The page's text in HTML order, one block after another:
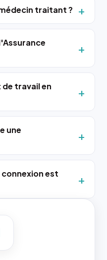
traitant ?
travail en
une
est